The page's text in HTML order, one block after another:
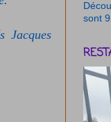
Jacques
sont